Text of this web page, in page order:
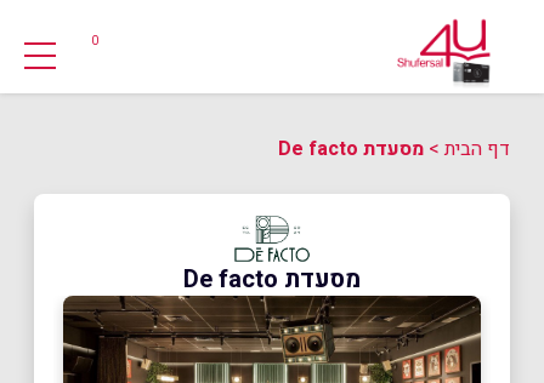
0
דף הבית> מסעדת De facto
מסעדת De facto